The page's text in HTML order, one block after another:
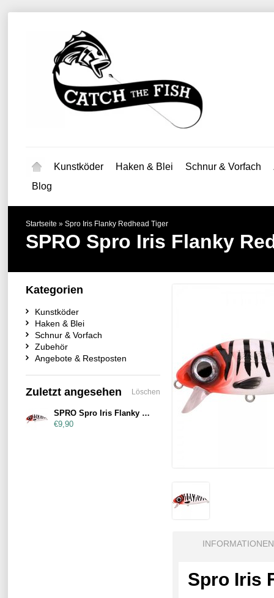
Kunstköder Haken & Blei Schnur & Vorfach
Blog
Startseite » Spro Iris Flanky Redhead Tiger
SPRO Spro Iris Flanky
INFORMATIONEN
Spro Iris
Kategorien
Kunstköder
Haken & Blei
Schnur & Vorfach
Zubehör
Angebote & Restposten
Zuletzt angesehen Löschen
SPRO Spro Iris Flanky Redhead Tiger
€9,90